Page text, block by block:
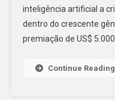
inteligência artificial a
dentro do crescente
premiação de US$
Continue